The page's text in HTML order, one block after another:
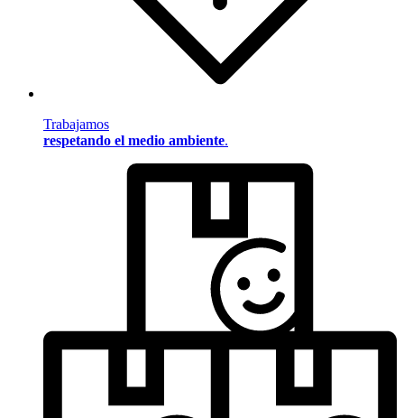
Trabajamos
respetando el medio ambiente.